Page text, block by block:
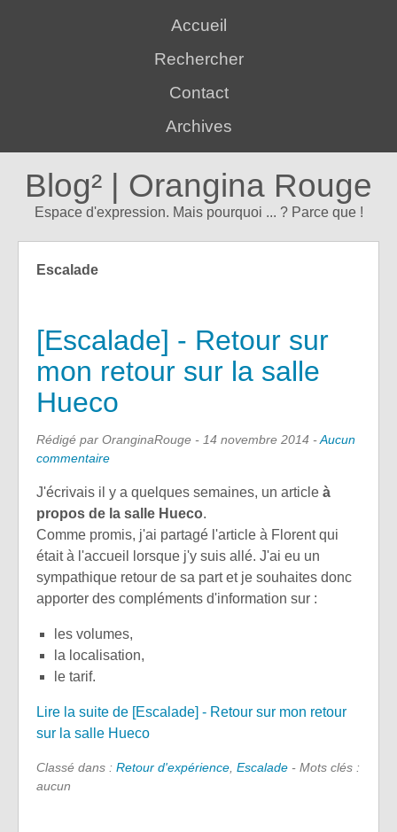
Accueil
Rechercher
Contact
Archives
Blog² | Orangina Rouge
Espace d'expression. Mais pourquoi ... ? Parce que !
Escalade
[Escalade] - Retour sur
mon retour sur la salle
Hueco
Rédigé par OranginaRouge - 14 novembre 2014 -Aucun
commentaire
J'écrivais il y a quelques semaines, un article à
propos de la salle Hueco.
Comme promis, j'ai partagé l'article à Florent qui
était à l'accueil lorsque j'y suis allé. J'ai eu un
sympathique retour de sa part et je souhaites donc
apporter des compléments d'information sur :
les volumes,
la localisation,
le tarif.
Lire la suite de [Escalade] - Retour sur mon retour
sur la salle Hueco
Classé dans : Retour d'expérience, Escalade - Mots clés :
aucun